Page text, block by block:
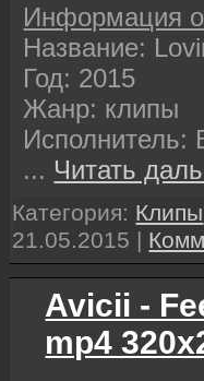
Информация
Название:
Год: 2015
Жанр: клипы
Исполнитель:
... Читать
Категория: Клипы
21.05.2015 |
Avicii -
mp4